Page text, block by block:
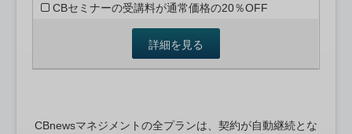
CBセミナーの受講料が通常価格の20％OFF
詳細を見る
CBnewsマネジメントの全プランは、契約が自動継続とな